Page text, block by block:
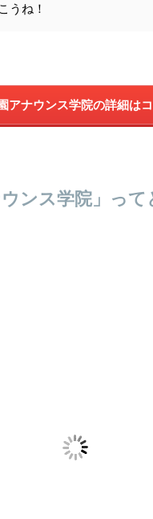
うね！
アナウンス学院の詳細は
ウンス学院」っ